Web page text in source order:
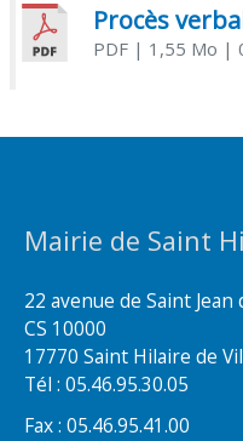
PDF| 1,55 Mo |
Mairie de Saint
22 avenue de Saint Jean
CS 10000
17770 Saint Hilaire de
Tél : 05.46.95.30.05
Fax : 05.46.95.41.00